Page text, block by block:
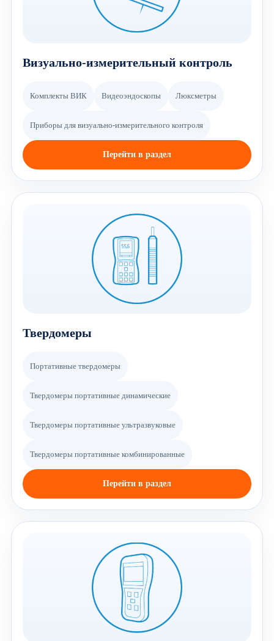
Визуально-измерительный контроль
Комплекты ВИК Видеоэндоскопы Люксметры
Приборы для визуально-измерительного контроля
Перейти в раздел
Твердомеры
Портативные твердомеры
Твердомеры портативные динамические
Твердомеры портативные ультразвуковые
Твердомеры портативные комбинированные
Перейти в раздел